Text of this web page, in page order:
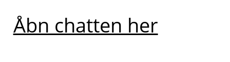
Åbn chatten her